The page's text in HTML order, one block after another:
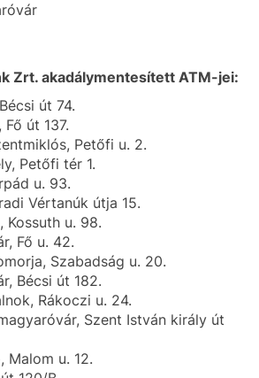
Zrt. akadálymentesített ATM-jei:
út 74.
út 137.
Petőfi u. 2.
Petőfi tér 1.
u. 93.
Vértanúk útja 15.
Kossuth u. 98.
Fő u. 42.
Szabadság u. 20.
Bécsi út 182.
Rákoczi u. 24.
Szent István király út
Malom u. 12.